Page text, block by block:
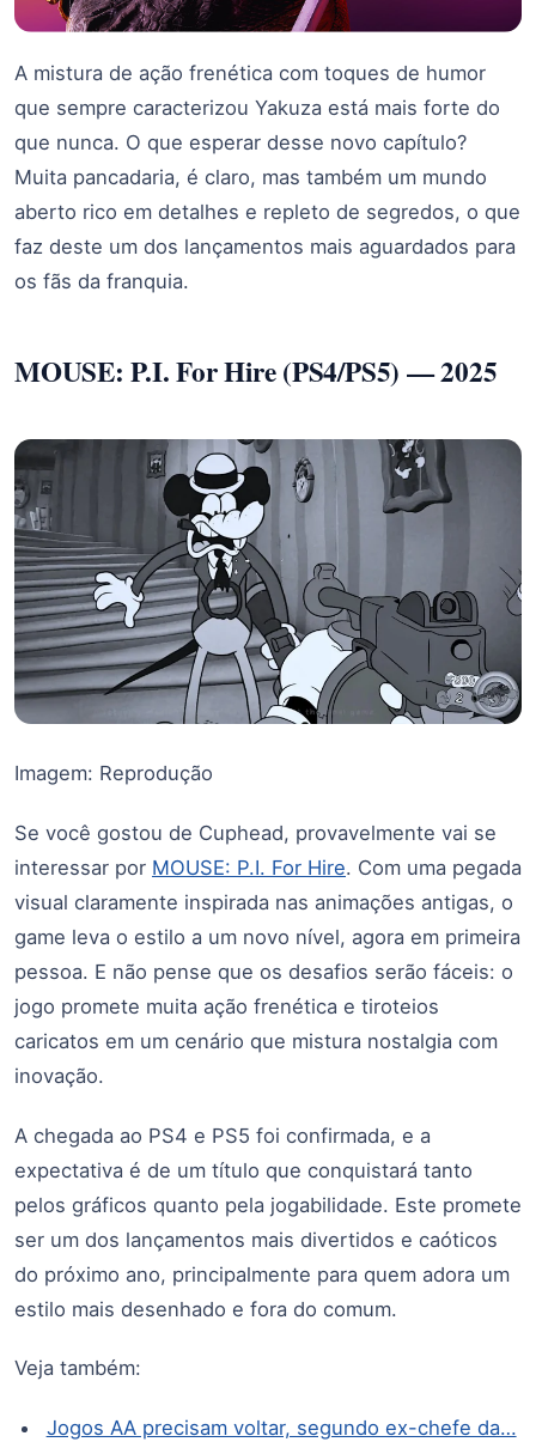
A mistura de ação frenética com toques de humor
que sempre caracterizou Yakuza está mais forte do
que nunca. O que esperar desse novo capítulo?
Muita pancadaria, é claro, mas também um mundo
aberto rico em detalhes e repleto de segredos, o que
faz deste um dos lançamentos mais aguardados para
os fãs da franquia.
MOUSE: P.I. For Hire (PS4/PS5) — 2025
Imagem: Reprodução
Se você gostou de Cuphead, provavelmente vai se
interessar por MOUSE: P.I. For Hire. Com uma pegada
visual claramente inspirada nas animações antigas, o
game leva o estilo a um novo nível, agora em primeira
pessoa. E não pense que os desafios serão fáceis: o
jogo promete muita ação frenética e tiroteios
caricatos em um cenário que mistura nostalgia com
inovação.
A chegada ao PS4 e PS5 foi confirmada, e a
expectativa é de um título que conquistará tanto
pelos gráficos quanto pela jogabilidade. Este promete
ser um dos lançamentos mais divertidos e caóticos
do próximo ano, principalmente para quem adora um
estilo mais desenhado e fora do comum.
Veja também:
Jogos AA precisam voltar, segundo ex-chefe da…